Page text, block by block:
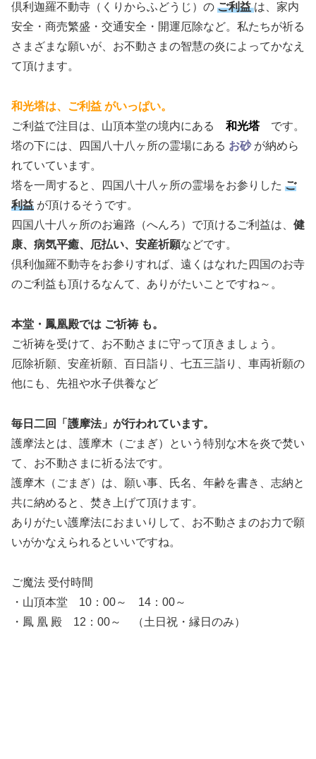
倶利迦羅不動寺（くりからふどうじ）の ご利益 は、家内
安全・商売繁盛・交通安全・開運厄除など。私たちが祈る
さまざまな願いが、お不動さまの智慧の炎によってかなえ
て頂けます。
和光塔は、ご利益 がいっぱい。
ご利益で注目は、山頂本堂の境内にある 和光塔です。
塔の下には、四国八十八ヶ所の霊場にある お砂 が納めら
れていています。
塔を一周すると、四国八十八ヶ所の霊場をお参りした ご
利益 が頂けるそうです。
四国八十八ヶ所のお遍路（へんろ）で頂けるご利益は、 健
康、病気平癒、厄払い、安産祈願などです。
倶利伽羅不動寺をお参りすれば、遠くはなれた四国のお寺
のご利益も頂けるなんて、ありがたいことですね～。
本堂・鳳凰殿では ご祈祷 も。
ご祈祷を受けて、お不動さまに守って頂きましょう。
厄除祈願、安産祈願、百日詣り、七五三詣り、車両祈願の
他にも、先祖や水子供養など
毎日二回「護摩法」が行われています。
護摩法とは、護摩木（ごまぎ）という特別な木を炎で焚い
て、お不動さまに祈る法です。
護摩木（ごまぎ）は、願い事、氏名、年齢を書き、志納と
共に納めると、焚き上げて頂けます。
ありがたい護摩法におまいりして、お不動さまのお力で願
いがかなえられるといいですね。
ご魔法 受付時間
・山頂本堂 10：00～ 14：00～
・鳳 凰 殿 12：00～ （土日祝・縁日のみ）